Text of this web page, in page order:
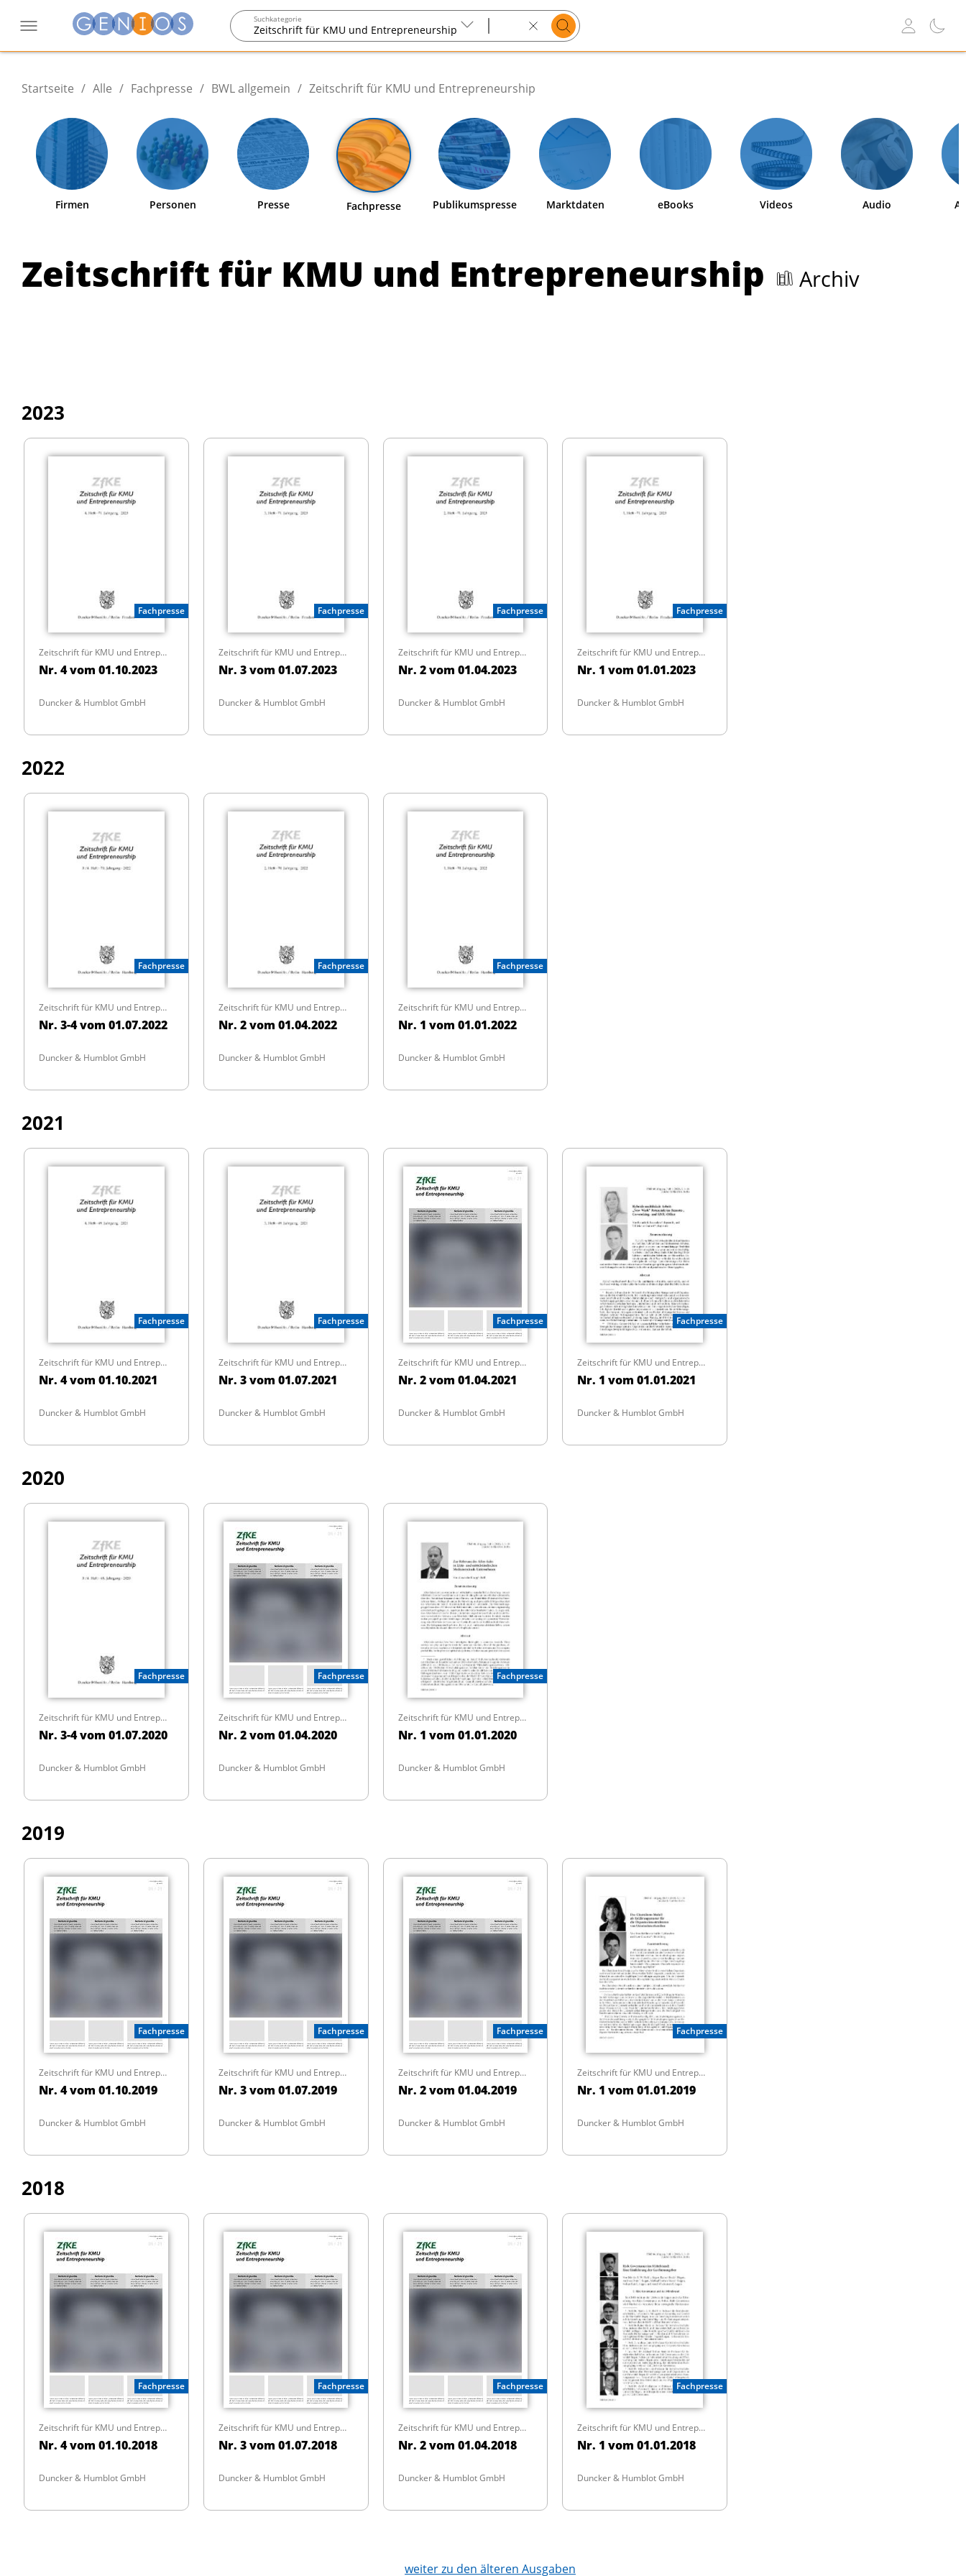
Suchkategorie
Zeitschrift für KMU und Entrepreneurship
Search
text
Suchen
Startseite / Alle / Fachpresse / BWL allgemein / Zeitschrift für KMU und Entrepreneurship
Firmen Personen Presse Fachpresse Publikumspresse Marktdaten eBooks Videos Audio
Zeitschrift für KMU und Entrepreneurship Archiv
2023
Fachpresse
Zeitschrift für KMU und Entrepreneurship
Nr. 4 vom 01.10.2023
Duncker & Humblot GmbH
Fachpresse
Zeitschrift für KMU und Entrepreneurship
Nr. 3 vom 01.07.2023
Duncker & Humblot GmbH
Fachpresse
Zeitschrift für KMU und Entrepreneurship
Nr. 2 vom 01.04.2023
Duncker & Humblot GmbH
Fachpresse
Zeitschrift für KMU und Entrepreneurship
Nr. 1 vom 01.01.2023
Duncker & Humblot GmbH
2022
Fachpresse
Zeitschrift für KMU und Entrepreneurship
Nr. 3-4 vom 01.07.2022
Duncker & Humblot GmbH
Fachpresse
Zeitschrift für KMU und Entrepreneurship
Nr. 2 vom 01.04.2022
Duncker & Humblot GmbH
Fachpresse
Zeitschrift für KMU und Entrepreneurship
Nr. 1 vom 01.01.2022
Duncker & Humblot GmbH
2021
Fachpresse
Zeitschrift für KMU und Entrepreneurship
Nr. 4 vom 01.10.2021
Duncker & Humblot GmbH
Fachpresse
Zeitschrift für KMU und Entrepreneurship
Nr. 3 vom 01.07.2021
Duncker & Humblot GmbH
Fachpresse
Zeitschrift für KMU und Entrepreneurship
Nr. 2 vom 01.04.2021
Duncker & Humblot GmbH
Fachpresse
Zeitschrift für KMU und Entrepreneurship
Nr. 1 vom 01.01.2021
Duncker & Humblot GmbH
2020
Fachpresse
Zeitschrift für KMU und Entrepreneurship
Nr. 3-4 vom 01.07.2020
Duncker & Humblot GmbH
Fachpresse
Zeitschrift für KMU und Entrepreneurship
Nr. 2 vom 01.04.2020
Duncker & Humblot GmbH
Fachpresse
Zeitschrift für KMU und Entrepreneurship
Nr. 1 vom 01.01.2020
Duncker & Humblot GmbH
2019
Fachpresse
Zeitschrift für KMU und Entrepreneurship
Nr. 4 vom 01.10.2019
Duncker & Humblot GmbH
Fachpresse
Zeitschrift für KMU und Entrepreneurship
Nr. 3 vom 01.07.2019
Duncker & Humblot GmbH
Fachpresse
Zeitschrift für KMU und Entrepreneurship
Nr. 2 vom 01.04.2019
Duncker & Humblot GmbH
Fachpresse
Zeitschrift für KMU und Entrepreneurship
Nr. 1 vom 01.01.2019
Duncker & Humblot GmbH
2018
Fachpresse
Zeitschrift für KMU und Entrepreneurship
Nr. 4 vom 01.10.2018
Duncker & Humblot GmbH
Fachpresse
Zeitschrift für KMU und Entrepreneurship
Nr. 3 vom 01.07.2018
Duncker & Humblot GmbH
Fachpresse
Zeitschrift für KMU und Entrepreneurship
Nr. 2 vom 01.04.2018
Duncker & Humblot GmbH
Fachpresse
Zeitschrift für KMU und Entrepreneurship
Nr. 1 vom 01.01.2018
Duncker & Humblot GmbH
weiter zu den älteren Ausgaben